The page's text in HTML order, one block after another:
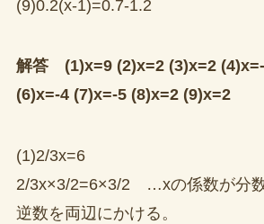
(9)0.2(x-1)=0.7-1.2
解答 (1)x=9 (2)x=2 (3)x=2
(6)x=-4 (7)x=-5 (8)x=2 (9)x=2
(1)2/3x=6
2/3x×3/2=6×3/2 …xの係数が分
逆数を両辺にかける。